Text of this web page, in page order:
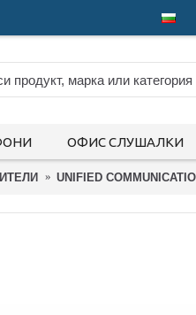
ОФИС СЛУШАЛКИ
UNIFIED